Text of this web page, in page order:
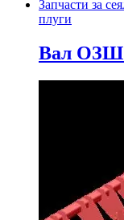
Запчасти за
плуги
Вал ОЗШ